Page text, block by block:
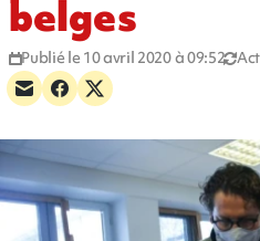
belges
Publié le 10 avril 2020 à 09:52